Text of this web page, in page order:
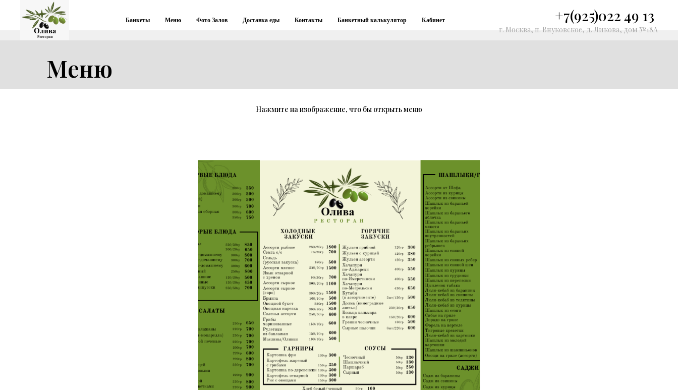
Банкеты Меню Фото Залов Доставка еды Контакты Банкетный калькулятор Кабинет +7(925)022 49 13
г. Москва, п. Внуковское, д. Ликова, дом №18А
Меню
Нажмите на изображение, что бы открыть меню